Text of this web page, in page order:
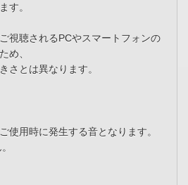
す。
視聴されるPCやスマートフォンの
め、
さとは異なります。
用時に発生する音となります。